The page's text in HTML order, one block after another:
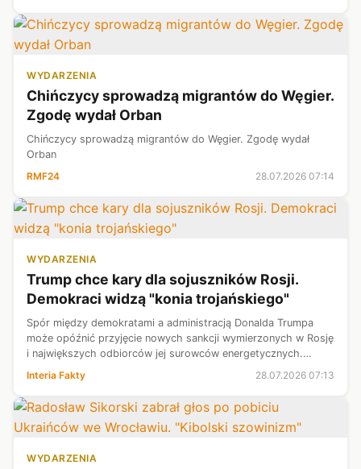
WYDARZENIA
Chińczycy sprowadzą migrantów do Węgier.
Zgodę wydał Orban
Chińczycy sprowadzą migrantów do Węgier. Zgodę wydał
Orban
RMF24
28.07.2026 07:14
WYDARZENIA
Trump chce kary dla sojuszników Rosji.
Demokraci widzą "konia trojańskiego"
Spór między demokratami a administracją Donalda Trumpa
może opóźnić przyjęcie nowych sankcji wymierzonych w Rosję
i największych odbiorców jej surowców energetycznych.
Demokraci popierają zwiększenie presji na Kreml, ale obawiają
się, że przepisy dad...
Interia Fakty 28.07.2026 07:13
WYDARZENIA